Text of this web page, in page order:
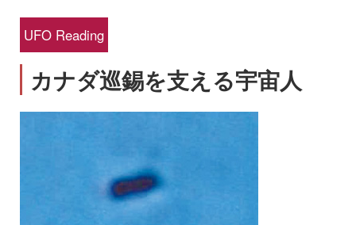
UFO Reading
カナダ巡錫を支える宇宙人